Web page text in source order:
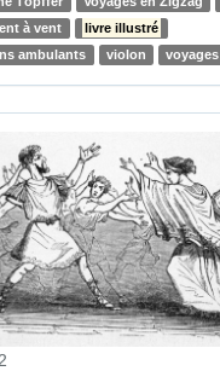
à vent
livre illustré
ambulants
violon voyages